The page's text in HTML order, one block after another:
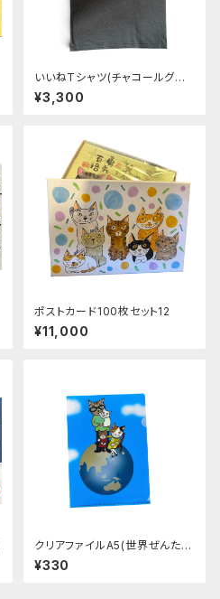
いいねTシャツ(チャコールグレ
ー)
¥3,300
ポストカード100枚セット12
¥11,000
クリアファイルA5(世界ぜんた
い)
¥330